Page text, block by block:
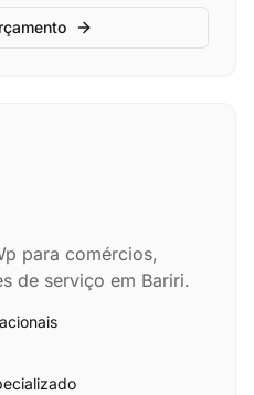
para comércios,
de serviço em Bariri.